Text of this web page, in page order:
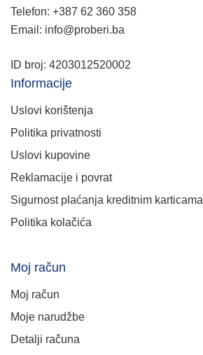
Telefon: +387 62 360 358
Email: info@proberi.ba
ID broj: 4203012520002
Informacije
Uslovi korištenja
Politika privatnosti
Uslovi kupovine
Reklamacije i povrat
Sigurnost plaćanja kreditnim karticama
Politika kolačića
Moj račun
Moj račun
Moje narudžbe
Detalji računa